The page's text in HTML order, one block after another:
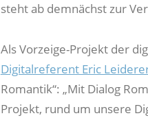
steht ab demnächst zur
Als Vorzeige-Projekt der
Digitalreferent Eric
Romantik“: „Mit Dialog
Projekt, rund um unsere